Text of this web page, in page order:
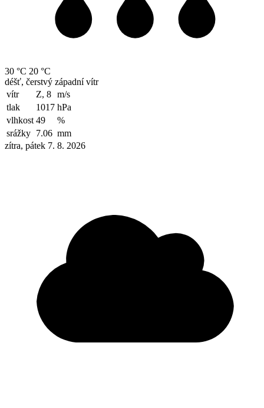
30 °C 20 °C
déšť, čerstvý západní vítr
vítr
Z, 8 m/s
tlak
1017 hPa
vlhkost 49
%
srážky 7.06 mm
zítra, pátek 7. 8. 2026